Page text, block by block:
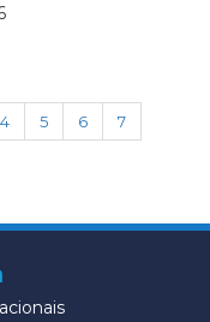
4 5 6
7